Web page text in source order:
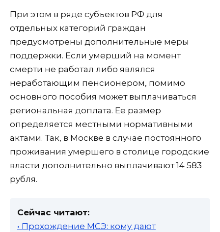
При этом в ряде субъектов РФ для
отдельных категорий граждан
предусмотрены дополнительные меры
поддержки. Если умерший на момент
смерти не работал либо являлся
неработающим пенсионером, помимо
основного пособия может выплачиваться
региональная доплата. Ее размер
определяется местными нормативными
актами. Так, в Москве в случае постоянного
проживания умершего в столице городские
власти дополнительно выплачивают 14 583
рубля.
Сейчас читают:
• Прохождение МСЭ: кому дают